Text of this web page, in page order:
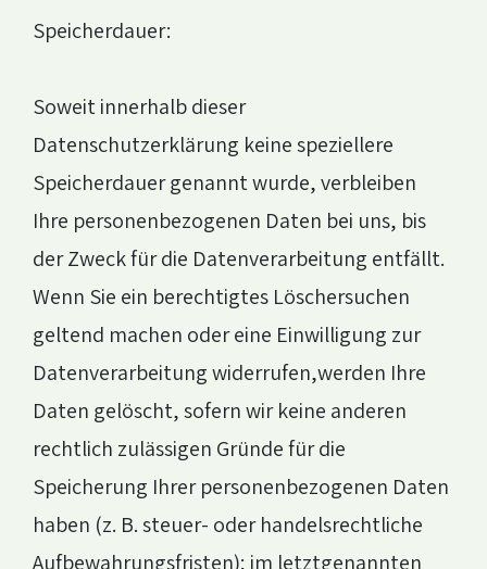
Speicherdauer:
Soweit innerhalb dieser
Datenschutzerklärung keine speziellere
Speicherdauer genannt wurde, verbleiben
Ihre personenbezogenen Daten bei uns, bis
der Zweck für die Datenverarbeitung entfällt.
Wenn Sie ein berechtigtes Löschersuchen
geltend machen oder eine Einwilligung zur
Datenverarbeitung widerrufen,werden Ihre
Daten gelöscht, sofern wir keine anderen
rechtlich zulässigen Gründe für die
Speicherung Ihrer personenbezogenen Daten
haben (z. B. steuer- oder handelsrechtliche
Aufbewahrungsfristen); im letztgenannten